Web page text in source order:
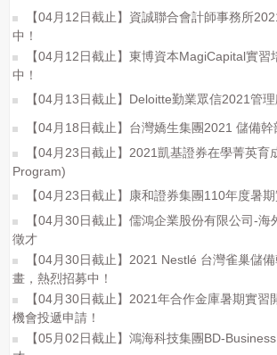
【04月12日截止】資誠聯合會計師事務所
中！
【04月12日截止】東博資本MagiCapital實習
中！
【04月13日截止】Deloitte勤業眾信2021管
【04月18日截止】台灣嬌生集團2021 儲備幹
【04月23日截止】2021凱基證券在學菁英育
Program)
【04月23日截止】康和證券集團110年度暑期
【04月30日截止】儒鴻企業股份有限公司-海
徵才
【04月30日截止】2021 Nestlé 台灣雀巢儲
畫，熱烈招募中！
【04月30日截止】2021年合作金庫暑期實習
機會投遞申請！
【05月02日截止】鴻海科技集團BD-